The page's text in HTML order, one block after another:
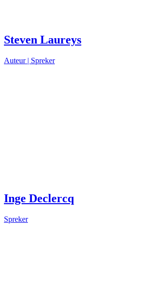
Steven Laureys
Auteur | Spreker
Inge Declercq
Spreker